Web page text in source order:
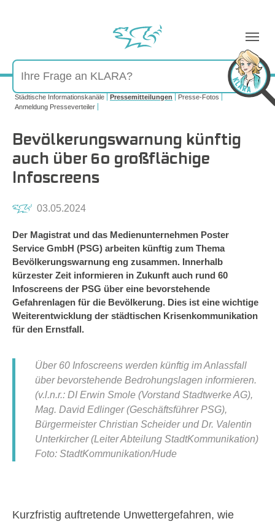
Sie sind hier:
Städtische Informationskanäle Pressemitteilungen
Presse-Fotos
Anmeldung Presseverteiler
Bevölkerungswarnung künftig
auch über 60 großflächige
Infoscreens
03.05.2024
Der Magistrat und das Medienunternehmen Poster
Service GmbH (PSG) arbeiten künftig zum Thema
Bevölkerungswarnung eng zusammen. Innerhalb
kürzester Zeit informieren in Zukunft auch rund 60
Infoscreens der PSG über eine bevorstehende
Gefahrenlagen für die Bevölkerung. Dies ist eine wichtige
Weiterentwicklung der städtischen Krisenkommunikation
für den Ernstfall.
Über 60 Infoscreens werden künftig im Anlassfall
über bevorstehende Bedrohungslagen informieren.
(v.l.n.r.: DI Erwin Smole (Vorstand Stadtwerke AG),
Mag. David Edlinger (Geschäftsführer PSG),
Bürgermeister Christian Scheider und Dr. Valentin
Unterkircher (Leiter Abteilung StadtKommunikation)
Foto: StadtKommunikation/Hude
Kurzfristig auftretende Unwettergefahren, wie